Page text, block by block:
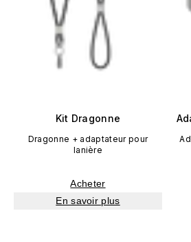
Kit Dragonne
Dragonne + adaptateur pour
lanière
Acheter
En savoir plus